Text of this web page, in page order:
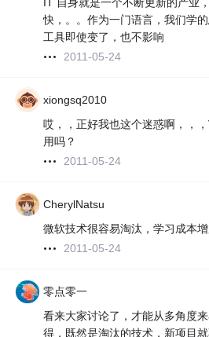
IT 自身就是一个不断更新的产业
快，。。作为一门语言，我们学
工具即使变了，也不影响
2011-05-24
xiongsq2010
哎，，正好我也这个迷惑啊，，
用吗？
2011-05-24
CherylNatsu
微软技术很容易淘汰，学习成本增
2011-05-24
零点零一
看来大家讨论了，才能从多角度
得，既然是淘汰的技术，新项目就